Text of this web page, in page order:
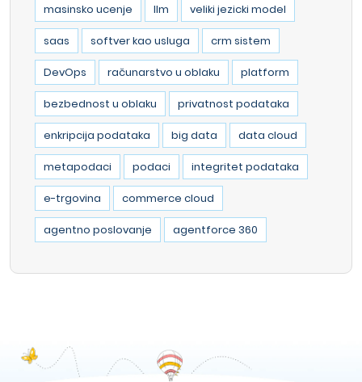
masinsko ucenje llm veliki jezicki model
saas softver kao usluga crm sistem
DevOps računarstvo u oblaku platform
bezbednost u oblaku privatnost podataka
enkripcija podataka big data data cloud
metapodaci podaci integritet podataka
e-trgovina commerce cloud
agentno poslovanje agentforce 360